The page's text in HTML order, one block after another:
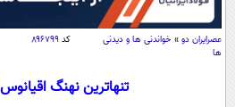
سیاسی
اقتصاد
خودرو
اجتماعی
ورزشی
عصرايران دو » خواندنی ها و دیدنی
ها
کد۸۹۶۷۹۹
تنهاترین نهنگ